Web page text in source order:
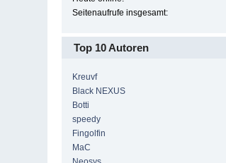
Seitenaufrufe insgesamt:
Top 10 Autoren
Kreuvf
Black NEXUS
Botti
speedy
Fingolfin
MaC